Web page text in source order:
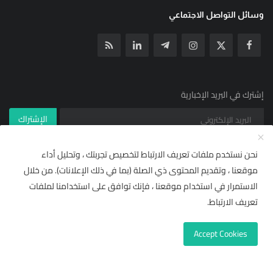
وسائل التواصل الاجتماعي
إشترك في البريد الإخبارية
الإشتراك
© جميع الحقوق محفوظة ل YallaNews net 2021
شروط خدمة RSS | يلا نيوز نت
الاشتراكات والأسعار (وصول مجاني)
نحن نستخدم ملفات تعريف الارتباط لتخصيص تجربتك ، وتحليل أداء
موقعنا ، وتقديم المحتوى ذي الصلة (بما في ذلك الإعلانات). من خلال
الاستمرار في استخدام موقعنا ، فإنك توافق على استخدامنا لملفات
تعريف الارتباط.
Accept Cookies
🌟 أضف "يلا نيوز نت" إلى مصادرك ×
تابع أحدث الأخبار والتقارير حصرياً ومباشرة من قسم
مصادرك"
لاحقاً